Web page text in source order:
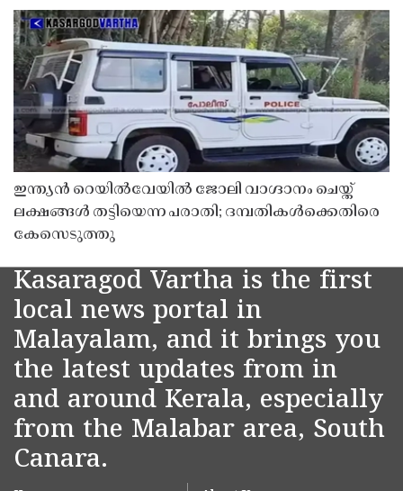
ഇന്ത്യൻ റെയിൽവേയിൽ ജോലി വാഗ്ദാനം ചെയ്ത്
ലക്ഷങ്ങൾ തട്ടിയെന്ന പരാതി; ദമ്പതികൾക്കെതിരെ
കേസെടുത്തു
Kasaragod Vartha is the first
local news portal in
Malayalam, and it brings you
the latest updates from in
and around Kerala, especially
from the Malabar area, South
Canara.